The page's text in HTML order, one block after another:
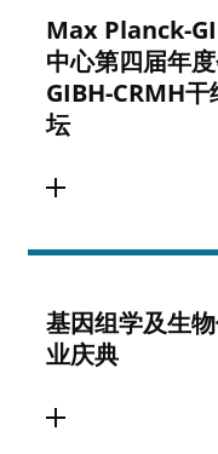
Max Planck-
中心第四届年
GIBH-CRMH
坛
基因组学及生
业庆典